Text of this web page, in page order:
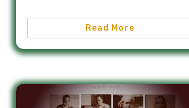
Read More